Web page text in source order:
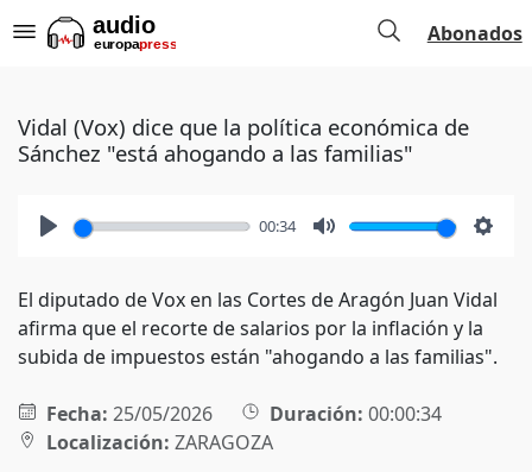
Abonados
Vidal (Vox) dice que la política económica de
Sánchez "está ahogando a las familias"
00:34
El diputado de Vox en las Cortes de Aragón Juan Vidal
afirma que el recorte de salarios por la inflación y la
subida de impuestos están "ahogando a las familias".
Fecha: 25/05/2026 Duración: 00:00:34
Localización: ZARAGOZA